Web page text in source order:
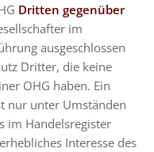
Dritten gegenüber
im
ausgeschlossen
Dritter, die keine
OHG haben. Ein
nur unter Umständen
im Handelsregister
Interesse des